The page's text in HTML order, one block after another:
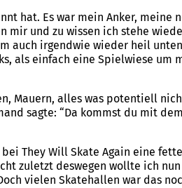
hat. Es war mein Anker, meine
mir und zu wissen ich stehe
auch irgendwie wieder heil
als einfach eine Spielwiese um
Mauern, alles was potentiell
sagte: “Da kommst du mit
They Will Skate Again eine
zuletzt deswegen wollte ich
vielen Skatehallen war das